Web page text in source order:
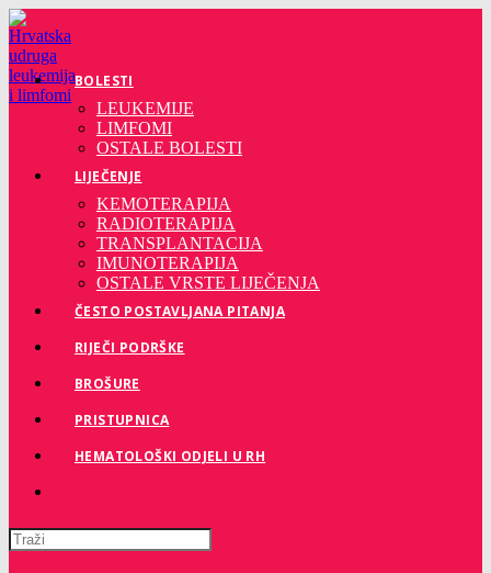
Preskoči
na
sadržaj
BOLESTI
LEUKEMIJE
LIMFOMI
OSTALE BOLESTI
LIJEČENJE
KEMOTERAPIJA
RADIOTERAPIJA
TRANSPLANTACIJA
IMUNOTERAPIJA
OSTALE VRSTE LIJEČENJA
ČESTO POSTAVLJANA PITANJA
RIJEČI PODRŠKE
BROŠURE
PRISTUPNICA
HEMATOLOŠKI ODJELI U RH
Pretražite
ovu